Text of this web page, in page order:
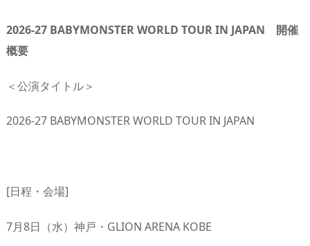
2026-27 BABYMONSTER WORLD TOUR IN JAPAN 開催
概要
＜公演タイトル＞
2026-27 BABYMONSTER WORLD TOUR IN JAPAN
[日程・会場]
7月8日（水）神戸・GLION ARENA KOBE